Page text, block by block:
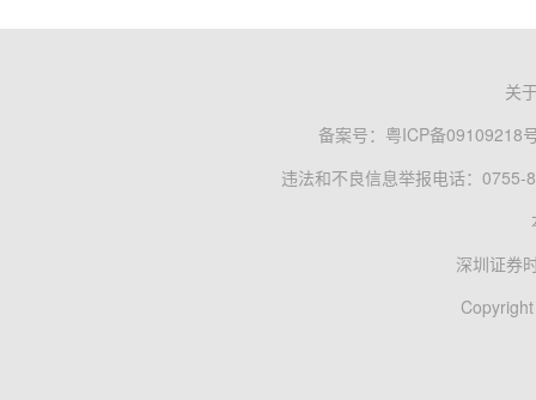
关
备案号： 粤ICP备09109218
违法和不良信息举报电话：0755-
深圳证券